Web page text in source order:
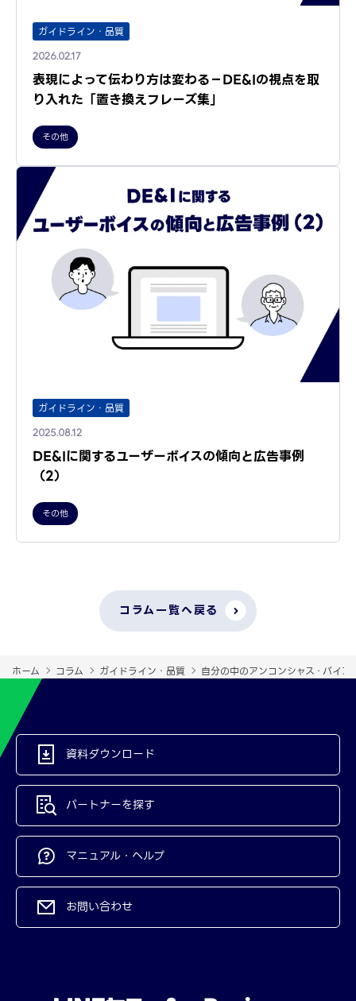
ガイドライン・品質
2026.02.17
表現によって伝わり方は変わる－DE&Iの視点を取
り入れた「置き換えフレーズ集」
その他
ガイドライン・品質
2025.08.12
DE&Iに関するユーザーボイスの傾向と広告事例
（2）
その他
コラム一覧へ戻る
ホーム コラム ガイドライン・品質 自分の中のアンコンシャス・バイア
資料ダウンロード
パートナーを探す
マニュアル・ヘルプ
お問い合わせ